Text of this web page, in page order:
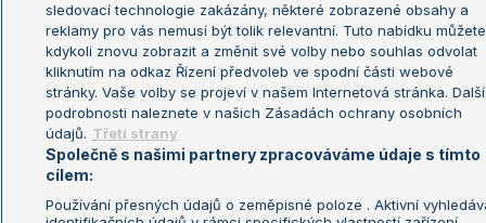
sledovací technologie zakázány, některé zobrazené obsahy a
reklamy pro vás nemusí být tolik relevantní. Tuto nabídku můžete
kdykoli znovu zobrazit a změnit své volby nebo souhlas odvolat
kliknutím na odkaz Řízení předvoleb ve spodní části webové
stránky. Vaše volby se projeví v našem Internetová stránka. Další
podrobnosti naleznete v našich Zásadách ochrany osobních
údajů. Třetí strany
Společně s našimi partnery zpracováváme údaje s tímto
cílem:
Používání přesných údajů o zeměpisné poloze . Aktivní